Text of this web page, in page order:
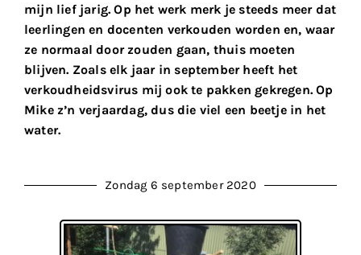
mijn lief jarig. Op het werk merk je steeds meer dat
leerlingen en docenten verkouden worden en, waar
ze normaal door zouden gaan, thuis moeten
blijven. Zoals elk jaar in september heeft het
verkoudheidsvirus mij ook te pakken gekregen. Op
Mike z’n verjaardag, dus die viel een beetje in het
water.
Zondag 6 september 2020